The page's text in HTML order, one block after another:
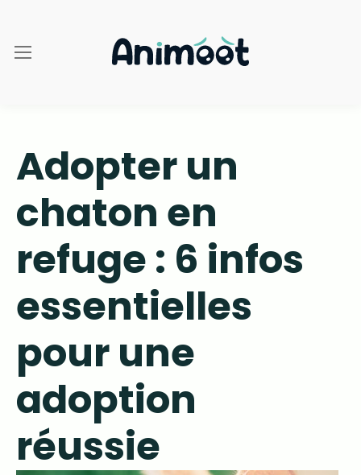
Adopter un
chaton en
refuge : 6 infos
essentielles
pour une
adoption
réussie